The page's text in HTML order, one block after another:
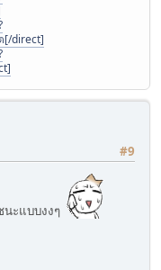
[/direct]
#9
ะแบบงงๆ